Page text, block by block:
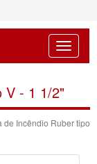
V - 1 1/2"
de Incêndio Ruber tipo